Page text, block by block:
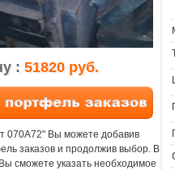
: 51820 руб.
070A72" Вы можете добавив
заказов и продолжив выбор. В
сможете указать необходимое